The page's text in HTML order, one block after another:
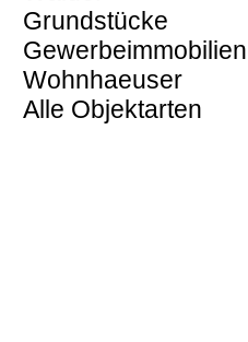
Grundstücke
Gewerbeimmobilien
Wohnhaeuser
Alle Objektarten